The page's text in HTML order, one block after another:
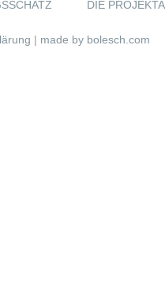
DIE
| made by bolesch.com